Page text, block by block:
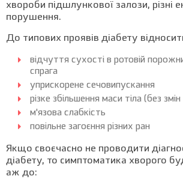
хвороби підшлункової залози, різні
порушення.
До типових проявів діабету
відчуття сухості в ротовій
спрага
уприскорене сечовипускання
різке збільшення маси тіла (без
м'язова слабкість
повільне загоєння різних ран
Якщо своєчасно не проводити
діабету, то симптоматика хворого
аж до: